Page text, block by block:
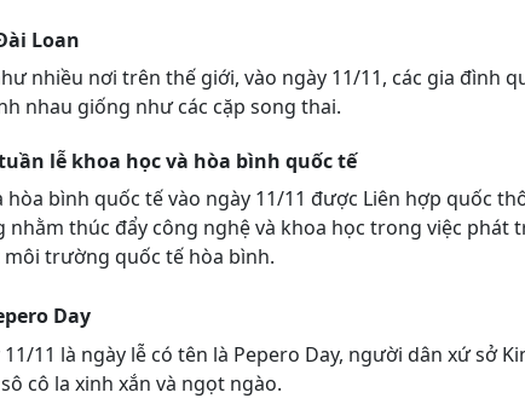
Loan
nhiều nơi trên thế giới, vào ngày 11/11, các gia đình
nhau giống như các cặp song thai.
lễ khoa học và hòa bình quốc tế
hòa bình quốc tế vào ngày 11/11 được Liên hợp quốc
nhằm thúc đẩy công nghệ và khoa học trong việc
trường quốc tế hòa bình.
Day
11/11 là ngày lễ có tên là Pepero Day, người dân xứ sở
cô la xinh xắn và ngọt ngào.